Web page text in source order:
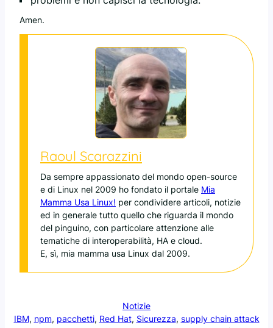
Amen.
Raoul Scarazzini
Da sempre appassionato del mondo open-source
e di Linux nel 2009 ho fondato il portale Mia
Mamma Usa Linux! per condividere articoli, notizie
ed in generale tutto quello che riguarda il mondo
del pinguino, con particolare attenzione alle
tematiche di interoperabilità, HA e cloud.
E, sì, mia mamma usa Linux dal 2009.
Notizie
IBM, npm, pacchetti, Red Hat, Sicurezza, supply chain attack